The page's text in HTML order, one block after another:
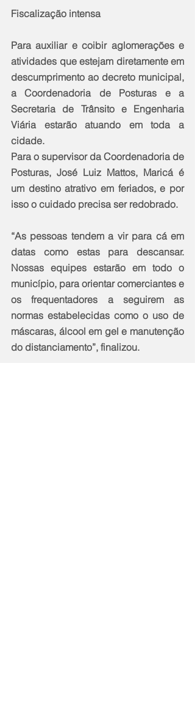
Fiscalização intensa
Para auxiliar e coibir aglomerações e
atividades que estejam diretamente em
descumprimento ao decreto municipal,
a Coordenadoria de Posturas e a
Secretaria de Trânsito e Engenharia
Viária estarão atuando em toda a
cidade.
Para o supervisor da Coordenadoria de
Posturas, José Luiz Mattos, Maricá é
um destino atrativo em feriados, e por
isso o cuidado precisa ser redobrado.
“As pessoas tendem a vir para cá em
datas como estas para descansar.
Nossas equipes estarão em todo o
município, para orientar comerciantes e
os frequentadores a seguirem as
normas estabelecidas como o uso de
máscaras, álcool em gel e manutenção
do distanciamento”, finalizou.